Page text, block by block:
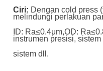
Ciri: Dengan cold press
melindungi perlakuan
ID: Ra≤0.4μm,OD:
instrumen presisi,
sistem dll.